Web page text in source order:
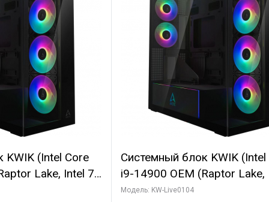
(Intel Core
Lake, Intel 7,
Системный блок KWIK (Intel
i9-14900 OEM (Raptor Lake,
C24 16EC/8PC// 64 ГБ ОЗУ
Модель: KW-Live0104